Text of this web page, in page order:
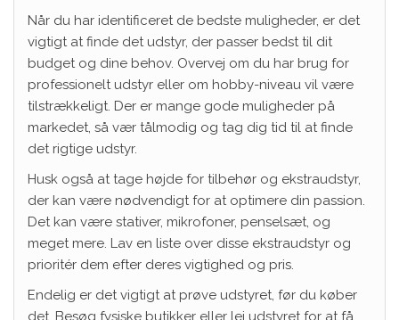
Når du har identificeret de bedste muligheder, er det
vigtigt at finde det udstyr, der passer bedst til dit
budget og dine behov. Overvej om du har brug for
professionelt udstyr eller om hobby-niveau vil være
tilstrækkeligt. Der er mange gode muligheder på
markedet, så vær tålmodig og tag dig tid til at finde
det rigtige udstyr.
Husk også at tage højde for tilbehør og ekstraudstyr,
der kan være nødvendigt for at optimere din passion.
Det kan være stativer, mikrofoner, penselsæt, og
meget mere. Lav en liste over disse ekstraudstyr og
prioritér dem efter deres vigtighed og pris.
Endelig er det vigtigt at prøve udstyret, før du køber